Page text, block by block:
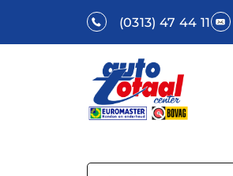
(0313) 47 44 11